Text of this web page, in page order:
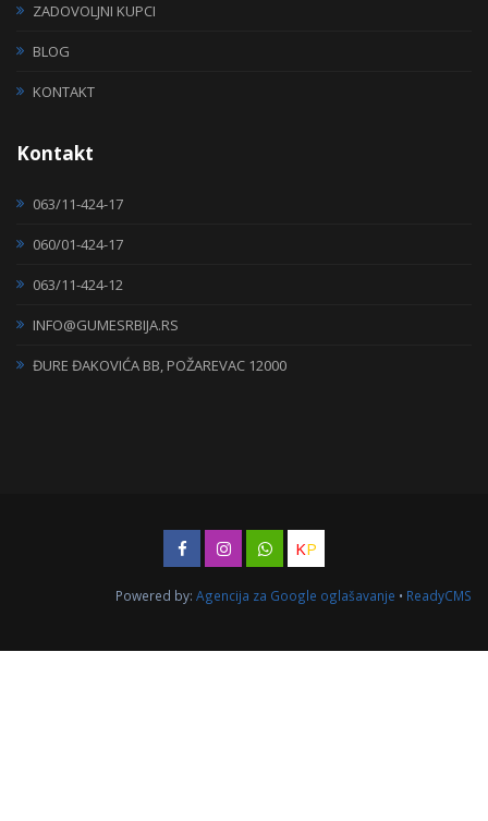
ZADOVOLJNI KUPCI
BLOG
KONTAKT
Kontakt
063/11-424-17
060/01-424-17
063/11-424-12
INFO@GUMESRBIJA.RS
ĐURE ĐAKOVIĆA BB, POŽAREVAC 12000
KP
Powered by: Agencija za Google oglašavanje • ReadyCMS